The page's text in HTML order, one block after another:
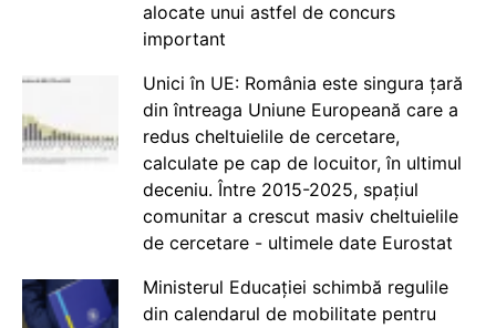
alocate unui astfel de concurs
important
Unici în UE: România este singura țară
din întreaga Uniune Europeană care a
redus cheltuielile de cercetare,
calculate pe cap de locuitor, în ultimul
deceniu. Între 2015-2025, spațiul
comunitar a crescut masiv cheltuielile
de cercetare - ultimele date Eurostat
Ministerul Educației schimbă regulile
din calendarul de mobilitate pentru